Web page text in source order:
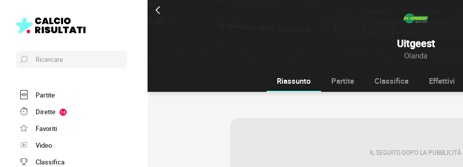
Uitgeest
Olanda
Ricercare
Partite
Dirette
14
Favoriti
Video
Classifica
Riassunto Partite Classifica Effettivi
IL SEGUITO DOPO LA PUBBLICITÀ